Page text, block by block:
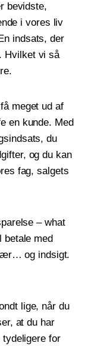
bevidste,
i vores liv
indsats, der
Hvilket vi så
meget ud af
en kunde. Med
du
og du kan
fag, salgets
– what
betale med
og indsigt.
lige, når du
at du har
for